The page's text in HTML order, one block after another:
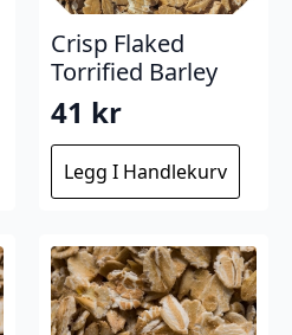
Crisp Flaked
Torrified Barley
41 kr
Legg I Handlekurv